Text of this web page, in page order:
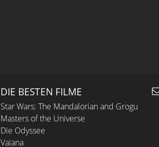
DIE BESTEN FILME
Star Wars: The Mandalorian and Grogu
Masters of the Universe
Die Odyssee
Vaiana